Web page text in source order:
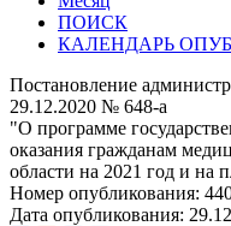
ПОИСК
КАЛЕНДАРЬ
Постановление
29.12.2020 № 648-а
"О программе
оказания гражданам
области на 2021 год и на
Номер опубликования:
Дата опубликования: